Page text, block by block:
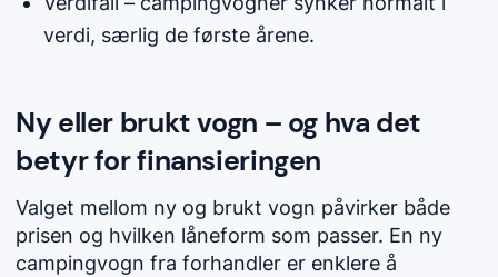
verdi, særlig de første årene.
Ny eller brukt vogn – og hva det
betyr for finansieringen
Valget mellom ny og brukt vogn påvirker både
prisen og hvilken låneform som passer. En ny
campingvogn fra forhandler er enklere å